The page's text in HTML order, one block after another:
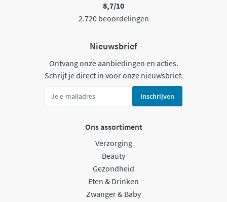
8,7/10
2.720 beoordelingen
Nieuwsbrief
Ontvang onze aanbiedingen en acties.
Schrijf je direct in voor onze nieuwsbrief.
Inschrijven
Ons assortiment
Verzorging
Beauty
Gezondheid
Eten & Drinken
Zwanger & Baby